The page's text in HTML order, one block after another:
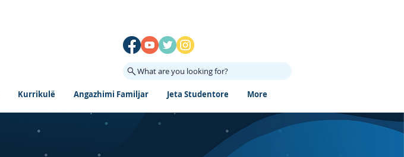
What are you looking for?
Kurrikulë Angazhimi Familjar Jeta Studentore More